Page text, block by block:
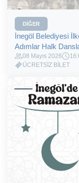
DIĞER
İnegöl Belediyesi
Adımlar Halk
08 Mayıs 2026
ÜCRETSİZ BİLET